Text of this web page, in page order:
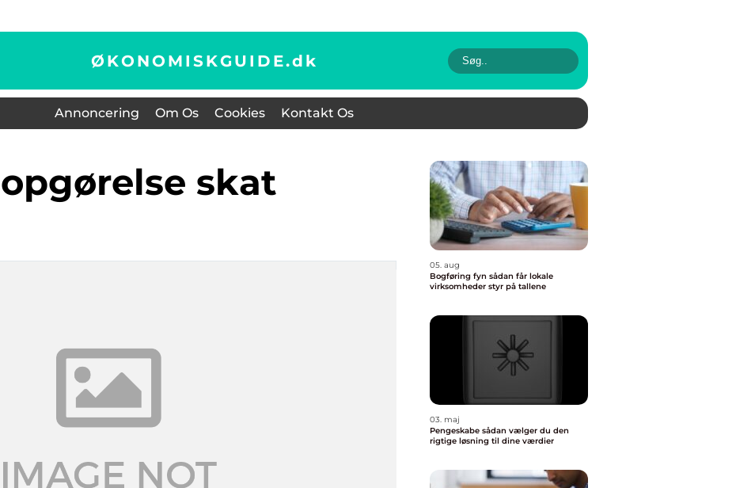
ØKONOMISKGUIDE.dk
Annoncering Om Os Cookies Kontakt Os
skat
05. aug
Bogføring fyn sådan får lokale
virksomheder styr på tallene
03. maj
Pengeskabe sådan vælger du den
rigtige løsning til dine værdier